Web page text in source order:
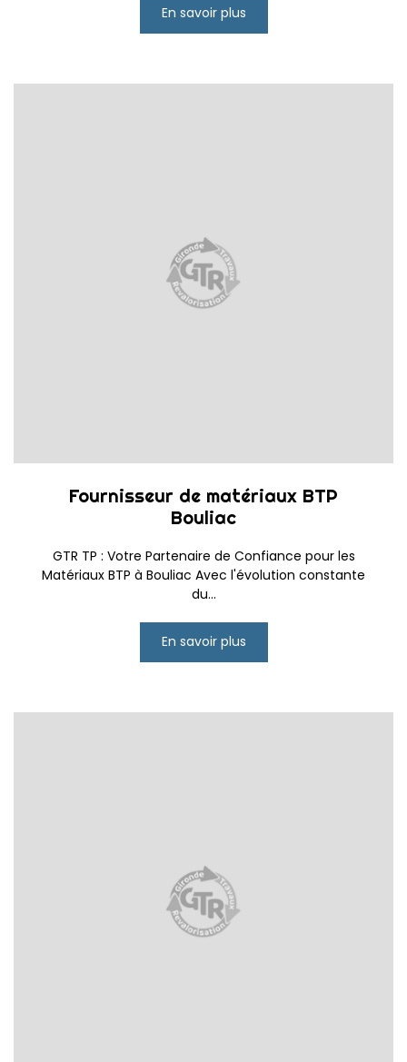
En savoir plus
Fournisseur de matériaux BTP
Bouliac
GTR TP : Votre Partenaire de Confiance pour les
Matériaux BTP à Bouliac Avec l'évolution constante
du...
En savoir plus